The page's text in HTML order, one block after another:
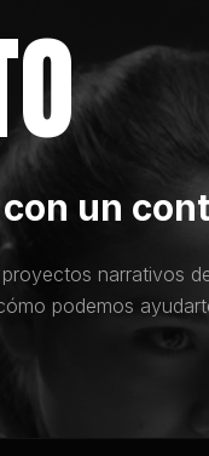
un
narrativos
podemos